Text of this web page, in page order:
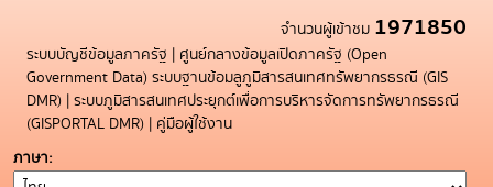
จำนวนผู้เข้าชม 1971850
ระบบบัญชีข้อมูลภาครัฐ | ศูนย์กลางข้อมูลเปิดภาครัฐ (Open
Government Data) ระบบฐานข้อมลูภูมิสารสนเทศทรัพยากรธรณี (GIS
DMR) | ระบบภูมิสารสนเทศประยุกต์เพื่อการบริหารจัดการทรัพยากรธรณี
(GISPORTAL DMR) | คู่มือผู้ใช้งาน
ภาษา